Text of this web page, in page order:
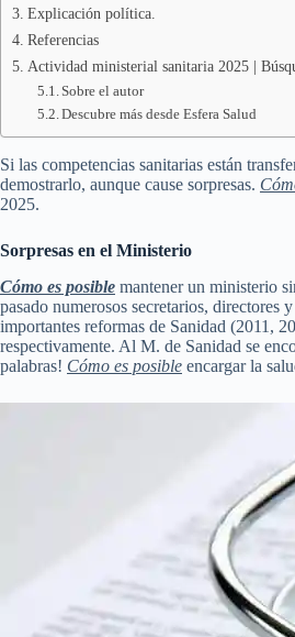
Explicación política.
Referencias
Actividad ministerial sanitaria 2025 |
Sobre el autor
Descubre más desde Esfera Salud
Si las competencias sanitarias están
demostrarlo, aunque cause sorpresas.
2025.
Sorpresas en el Ministerio
Cómo es posible mantener un ministerio
pasado numerosos secretarios, directores
importantes reformas de Sanidad (2011,
respectivamente. Al M. de Sanidad se
palabras! Cómo es posible encargar la